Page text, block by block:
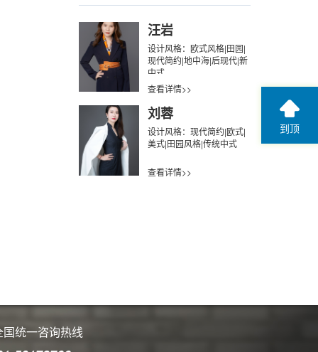
汪岩
设计风格：欧式风格|田园|
现代简约|地中海|后现代|新
中式
查看详情>>
刘蓉
设计风格：现代简约|欧式|
美式|田园风格|传统中式
查看详情>>
国统一咨询热线
到顶